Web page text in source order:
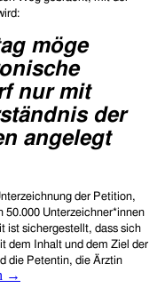
möge
nur mit
der
angelegt
der Petition,
50.000 Unterzeichner*innen
ist sichergestellt, dass sich
dem Inhalt und dem Ziel der
die Petentin, die Ärztin
→